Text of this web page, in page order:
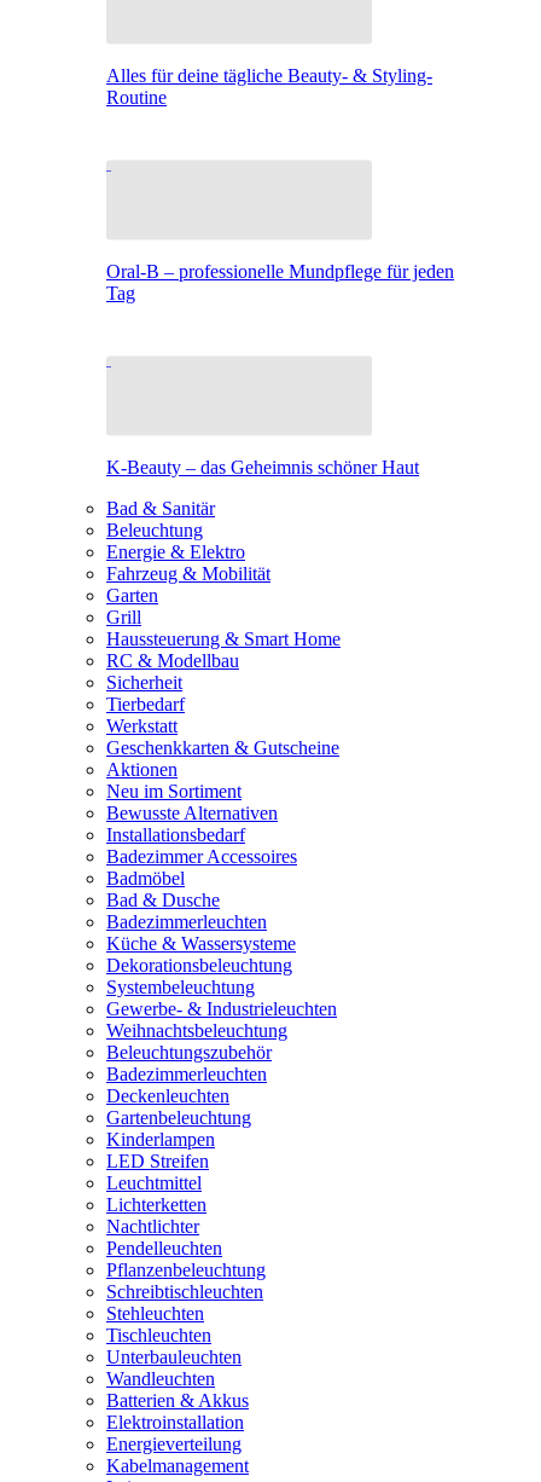
Alles für deine tägliche Beauty- & Styling-
Routine
Oral-B – professionelle Mundpflege für jeden
Tag
K-Beauty – das Geheimnis schöner Haut
Bad & Sanitär
Beleuchtung
Energie & Elektro
Fahrzeug & Mobilität
Garten
Grill
Haussteuerung & Smart Home
RC & Modellbau
Sicherheit
Tierbedarf
Werkstatt
Geschenkkarten & Gutscheine
Aktionen
Neu im Sortiment
Bewusste Alternativen
Installationsbedarf
Badezimmer Accessoires
Badmöbel
Bad & Dusche
Badezimmerleuchten
Küche & Wassersysteme
Dekorationsbeleuchtung
Systembeleuchtung
Gewerbe- & Industrieleuchten
Weihnachtsbeleuchtung
Beleuchtungszubehör
Badezimmerleuchten
Deckenleuchten
Gartenbeleuchtung
Kinderlampen
LED Streifen
Leuchtmittel
Lichterketten
Nachtlichter
Pendelleuchten
Pflanzenbeleuchtung
Schreibtischleuchten
Stehleuchten
Tischleuchten
Unterbauleuchten
Wandleuchten
Batterien & Akkus
Elektroinstallation
Energieverteilung
Kabelmanagement